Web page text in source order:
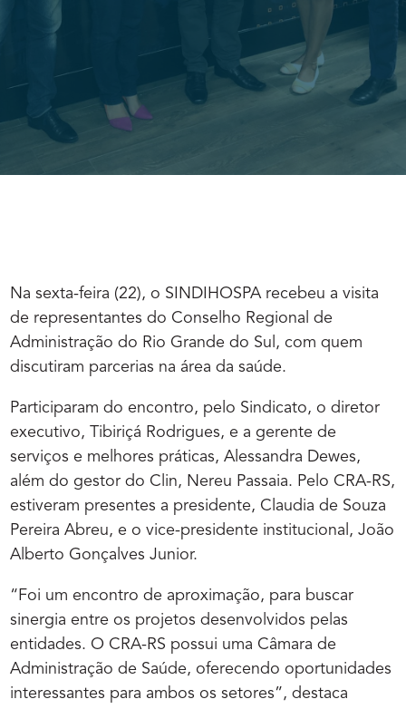
Na sexta-feira (22), o SINDIHOSPA recebeu a visita
de representantes do Conselho Regional de
Administração do Rio Grande do Sul, com quem
discutiram parcerias na área da saúde.
Participaram do encontro, pelo Sindicato, o diretor
executivo, Tibiriçá Rodrigues, e a gerente de
serviços e melhores práticas, Alessandra Dewes,
além do gestor do Clin, Nereu Passaia. Pelo CRA-RS,
estiveram presentes a presidente, Claudia de Souza
Pereira Abreu, e o vice-presidente institucional, João
Alberto Gonçalves Junior.
“Foi um encontro de aproximação, para buscar
sinergia entre os projetos desenvolvidos pelas
entidades. O CRA-RS possui uma Câmara de
Administração de Saúde, oferecendo oportunidades
interessantes para ambos os setores”, destaca